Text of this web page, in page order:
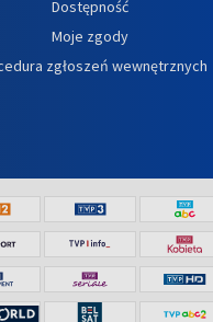
Dostępność
Moje zgody
zgłoszeń wewnętrznych